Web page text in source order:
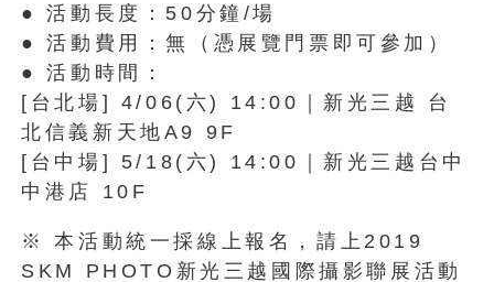
● 活動長度：50分鐘/場
● 活動費用：無（憑展覽門票即可參加）
● 活動時間：
[台北場] 4/06(六) 14:00｜新光三越 台
北信義新天地A9 9F
[台中場] 5/18(六) 14:00｜新光三越台中
中港店 10F
※ 本活動統一採線上報名，請上2019
SKM PHOTO新光三越國際攝影聯展活動